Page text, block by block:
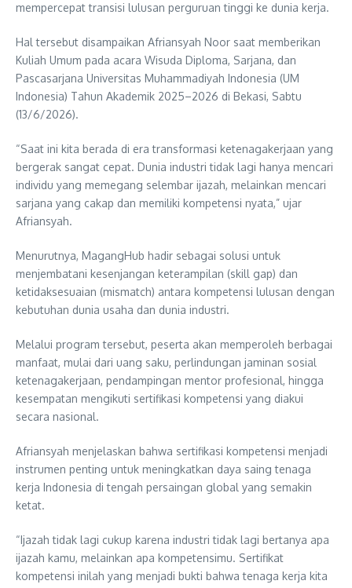
mempercepat transisi lulusan perguruan tinggi ke dunia kerja.
Hal tersebut disampaikan Afriansyah Noor saat memberikan
Kuliah Umum pada acara Wisuda Diploma, Sarjana, dan
Pascasarjana Universitas Muhammadiyah Indonesia (UM
Indonesia) Tahun Akademik 2025–2026 di Bekasi, Sabtu
(13/6/2026).
“Saat ini kita berada di era transformasi ketenagakerjaan yang
bergerak sangat cepat. Dunia industri tidak lagi hanya mencari
individu yang memegang selembar ijazah, melainkan mencari
sarjana yang cakap dan memiliki kompetensi nyata,” ujar
Afriansyah.
Menurutnya, MagangHub hadir sebagai solusi untuk
menjembatani kesenjangan keterampilan (skill gap) dan
ketidaksesuaian (mismatch) antara kompetensi lulusan dengan
kebutuhan dunia usaha dan dunia industri.
Melalui program tersebut, peserta akan memperoleh berbagai
manfaat, mulai dari uang saku, perlindungan jaminan sosial
ketenagakerjaan, pendampingan mentor profesional, hingga
kesempatan mengikuti sertifikasi kompetensi yang diakui
secara nasional.
Afriansyah menjelaskan bahwa sertifikasi kompetensi menjadi
instrumen penting untuk meningkatkan daya saing tenaga
kerja Indonesia di tengah persaingan global yang semakin
ketat.
“Ijazah tidak lagi cukup karena industri tidak lagi bertanya apa
ijazah kamu, melainkan apa kompetensimu. Sertifikat
kompetensi inilah yang menjadi bukti bahwa tenaga kerja kita